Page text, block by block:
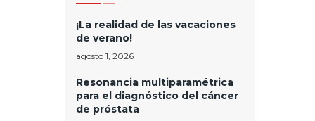
¡La realidad de las vacaciones
de verano!
agosto 1, 2026
Resonancia multiparamétrica
para el diagnóstico del cáncer
de próstata